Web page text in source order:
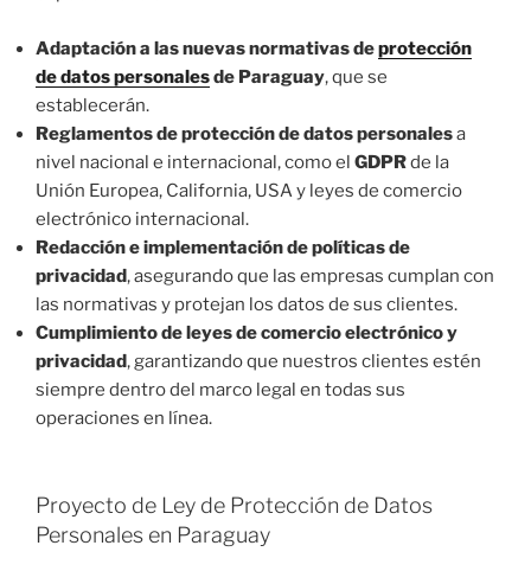
Adaptación a las nuevas normativas deprotección
de datos personalesde Paraguay, que se
establecerán.
Reglamentos de protección de datos personalesa
nivel nacional e internacional, como el GDPRde la
Unión Europea, California, USA y leyes de comercio
electrónico internacional.
Redacción e implementación de políticas de
privacidad, asegurando que las empresas cumplan con
las normativas y protejan los datos de sus clientes.
Cumplimiento de leyes de comercio electrónico y
privacidad, garantizando que nuestros clientes estén
siempre dentro del marco legal en todas sus
operaciones en línea.
Proyecto de Ley de Protección de Datos
Personales en Paraguay